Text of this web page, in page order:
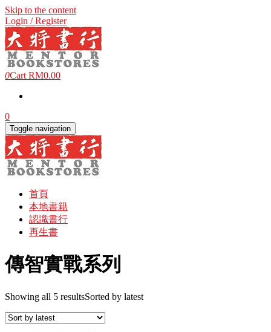
Skip to the content
Login / Register
0Cart RM0.00
0
Toggle navigation
首頁
本地書籍
認識書行
再生書
傳智實戰系列
Showing all 5 resultsSorted by latest